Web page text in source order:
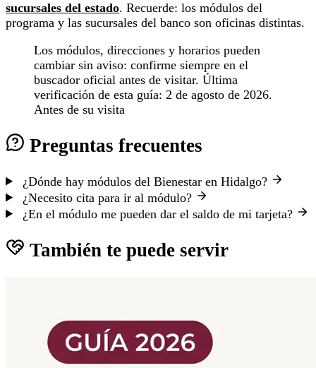
sucursales del estado. Recuerde: los módulos del
programa y las sucursales del banco son oficinas distintas.
Los módulos, direcciones y horarios pueden
cambiar sin aviso: confirme siempre en el
buscador oficial antes de visitar. Última
verificación de esta guía: 2 de agosto de 2026.
Antes de su visita
Preguntas frecuentes
¿Dónde hay módulos del Bienestar en Hidalgo?
¿Necesito cita para ir al módulo?
¿En el módulo me pueden dar el saldo de mi tarjeta?
También te puede servir